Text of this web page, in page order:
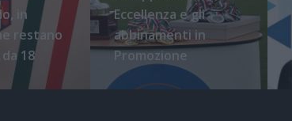
in
restano
18
Eccellenza e gli
abbinamenti in
Promozione